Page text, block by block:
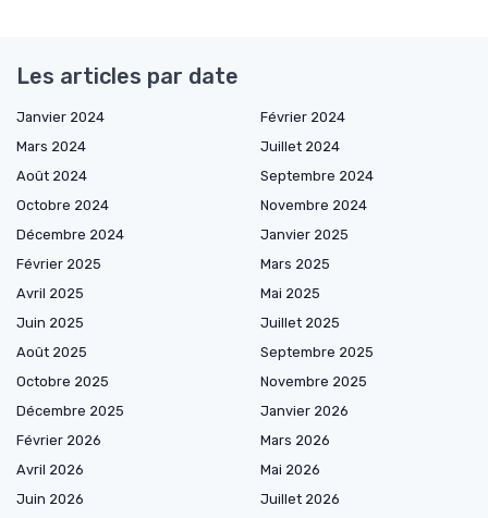
Les articles par date
Janvier 2024
Février 2024
Mars 2024
Juillet 2024
Août 2024
Septembre 2024
Octobre 2024
Novembre 2024
Décembre 2024
Janvier 2025
Février 2025
Mars 2025
Avril 2025
Mai 2025
Juin 2025
Juillet 2025
Août 2025
Septembre 2025
Octobre 2025
Novembre 2025
Décembre 2025
Janvier 2026
Février 2026
Mars 2026
Avril 2026
Mai 2026
Juin 2026
Juillet 2026